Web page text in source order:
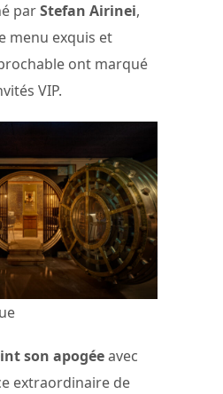
parStefan Airinei,
menu exquis et
ont marqué
VIP.
son apogéeavec
extraordinaire de